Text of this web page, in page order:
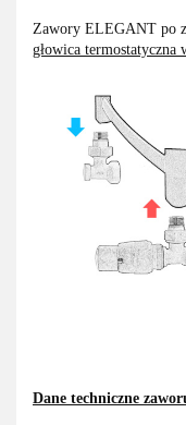
Zawory ELEGANT po
głowica
Dane techniczne